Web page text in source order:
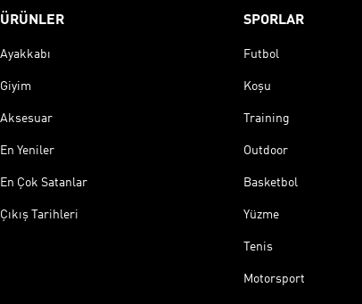
ÜRÜNLER
Ayakkabı
Giyim
Aksesuar
En Yeniler
En Çok Satanlar
Çıkış Tarihleri
SPORLAR
Futbol
Koşu
Training
Outdoor
Basketbol
Yüzme
Tenis
Motorsport